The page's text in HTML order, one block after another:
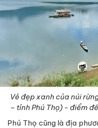
Vẻ đẹp xanh của núi
– tỉnh Phú Thọ) - điểm
Phú Thọ cũng là địa